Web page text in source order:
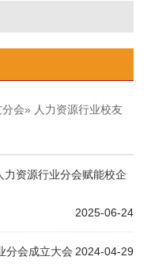
分会» 人力资源行业校友
资源行业分会赋能校企
2025-06-24
分会成立大会 2024-04-29